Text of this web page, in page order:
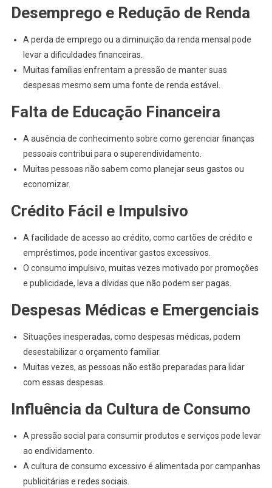
Desemprego e Redução de Renda
A perda de emprego ou a diminuição da renda mensal pode
levar a dificuldades financeiras.
Muitas famílias enfrentam a pressão de manter suas
despesas mesmo sem uma fonte de renda estável.
Falta de Educação Financeira
A ausência de conhecimento sobre como gerenciar finanças
pessoais contribui para o superendividamento.
Muitas pessoas não sabem como planejar seus gastos ou
economizar.
Crédito Fácil e Impulsivo
A facilidade de acesso ao crédito, como cartões de crédito e
empréstimos, pode incentivar gastos excessivos.
O consumo impulsivo, muitas vezes motivado por promoções
e publicidade, leva a dívidas que não podem ser pagas.
Despesas Médicas e Emergenciais
Situações inesperadas, como despesas médicas, podem
desestabilizar o orçamento familiar.
Muitas vezes, as pessoas não estão preparadas para lidar
com essas despesas.
Influência da Cultura de Consumo
A pressão social para consumir produtos e serviços pode levar
ao endividamento.
A cultura de consumo excessivo é alimentada por campanhas
publicitárias e redes sociais.